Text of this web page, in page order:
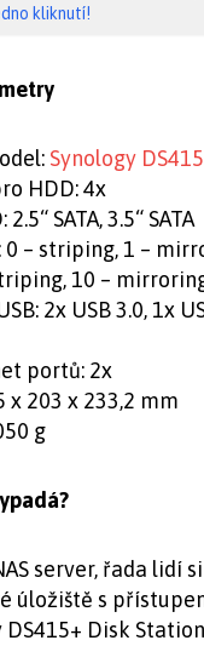
kliknutí!
Synology
HDD: 4x
SATA, 3.5“ SATA
0 – striping, 1 –
10 –
2x USB 3.0, 1x
portů: 2x
x 203 x 233,2 mm
g
server, řada lidí
úložiště s
DS415+ Disk